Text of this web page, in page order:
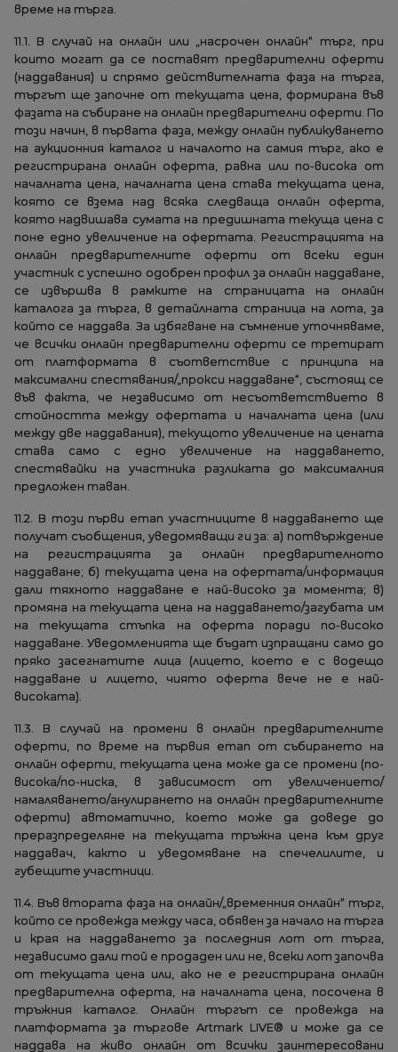
време на търга.
11.1. В случай на онлайн или „насрочен онлайн“ търг, при
които могат да се поставят предварителни оферти
(наддавания) и спрямо действителната фаза на търга,
търгът ще започне от текущата цена, формирана във
фазата на събиране на онлайн предварителни оферти. По
този начин, в първата фаза, между онлайн публикуването
на аукционния каталог и началото на самия търг, ако е
регистрирана онлайн оферта, равна или по-висока от
началната цена, началната цена става текущата цена,
която се взема над всяка следваща онлайн оферта,
която надвишава сумата на предишната текуща цена с
поне едно увеличение на офертата. Регистрацията на
онлайн предварителните оферти от всеки един
участник с успешно одобрен профил за онлайн наддаване,
се извършва в рамките на страницата на онлайн
каталога за търга, в детайлната страница на лота, за
който се наддава. За избягване на съмнение уточняваме,
че всички онлайн предварителни оферти се третират
от платформата в съответствие с принципа на
максимални спестявания/„прокси наддаване“, състоящ се
във факта, че независимо от несъответствието в
стойността между офертата и началната цена (или
между две наддавания), текущото увеличение на цената
става само с едно увеличение на наддаването,
спестявайки на участника разликата до максималния
предложен таван.
11.2. В този първи етап участниците в наддаването ще
получат съобщения, уведомяващи ги за: a) потвърждение
на регистрацията за онлайн предварителното
наддаване; б) текущата цена на офертата/информация
дали тяхното наддаване е най-високо за момента; в)
промяна на текущата цена на наддаването/загубата им
на текущата стъпка на оферта поради по-високо
наддаване. Уведомленията ще бъдат изпращани само до
пряко засегнатите лица (лицето, което е с водещо
наддаване и лицето, чиято оферта вече не е най-
високата).
11.3. В случай на промени в онлайн предварителните
оферти, по време на първия етап от събирането на
онлайн оферти, текущата цена може да се промени (по-
висока/по-ниска, в зависимост от увеличението/
намаляването/анулирането на онлайн предварителните
оферти) автоматично, което може да доведе до
преразпределяне на текущата тръжна цена към друг
наддавач, както и уведомяване на спечелилите, и
губещите участници.
11.4. Във втората фаза на онлайн/„временния онлайн“ търг,
който се провежда между часа, обявен за начало на търга
и края на наддаването за последния лот от търга,
независимо дали той е продаден или не, всеки лот започва
от текущата цена или, ако не е регистрирана онлайн
предварителна оферта, на началната цена, посочена в
тръжния каталог. Онлайн търгът се провежда на
платформата за търгове Artmark LIVE® и може да се
наддава на живо онлайн от всички заинтересовани